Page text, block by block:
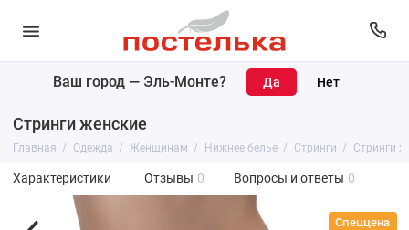
Ваш город — Эль-Монте?
Стринги женские
Главная Одежда Женщинам Нижнее белье Стринги Стринги
Характеристики Отзывы 0 Вопросы и ответы 0
Спеццена